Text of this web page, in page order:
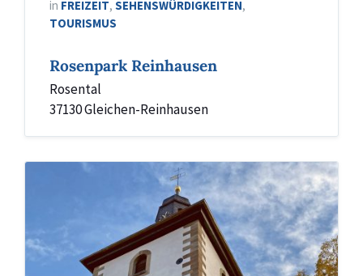
in FREIZEIT, SEHENSWÜRDIGKEITEN,
TOURISMUS
Rosenpark Reinhausen
Rosental
37130 Gleichen-Reinhausen